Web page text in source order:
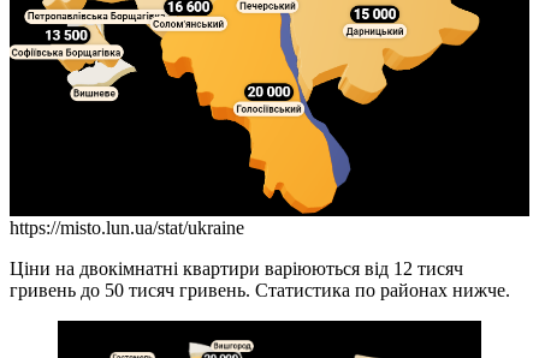
https://misto.lun.ua/stat/ukraine
Ціни на двокімнатні квартири варіюються від 12 тисяч
гривень до 50 тисяч гривень. Статистика по районах нижче.